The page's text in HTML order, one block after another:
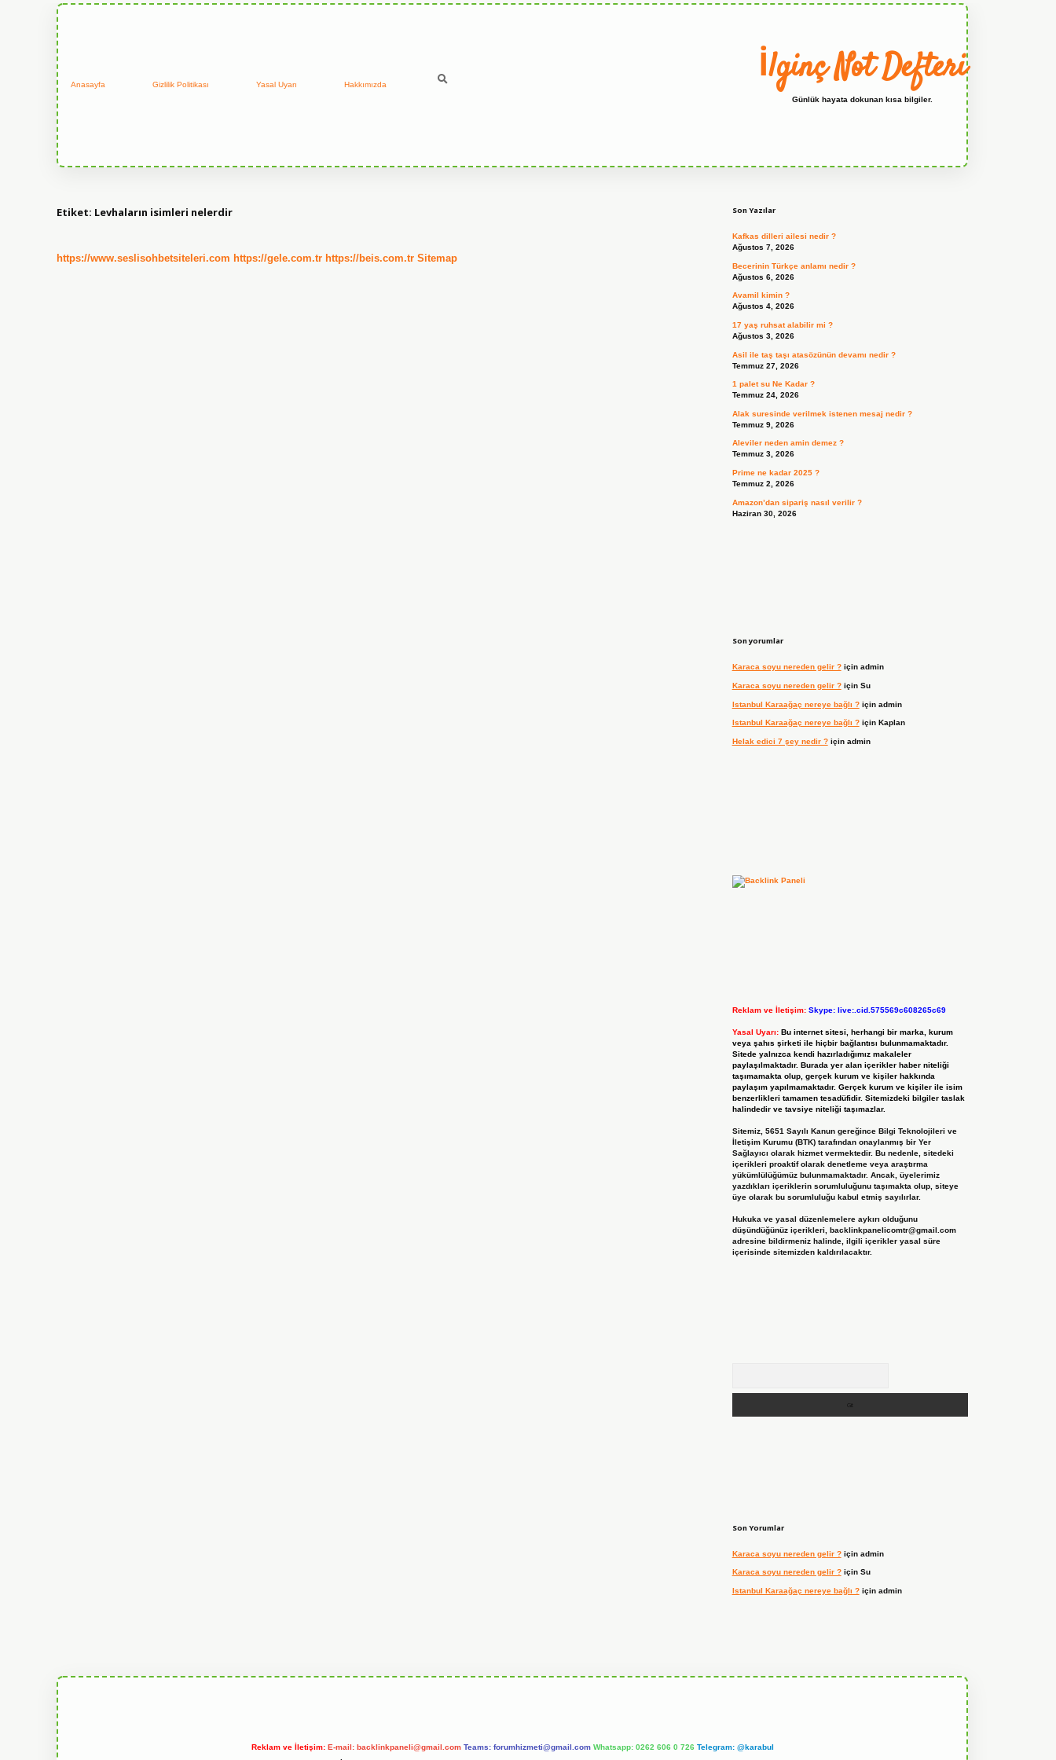
Anasayfa Gizlilik Politikası Yasal Uyarı Hakkımızda İlginç Not Defteri
Günlük hayata dokunan kısa bilgiler.
Etiket: Levhaların isimleri nelerdir
https://www.seslisohbetsiteleri.com https://gele.com.tr https://beis.com.tr Sitemap
Son Yazılar
Kafkas dilleri ailesi nedir ?
Ağustos 7, 2026
Becerinin Türkçe anlamı nedir ?
Ağustos 6, 2026
Avamil kimin ?
Ağustos 4, 2026
17 yaş ruhsat alabilir mi ?
Ağustos 3, 2026
Asil ile taş taşı atasözünün devamı nedir ?
Temmuz 27, 2026
1 palet su Ne Kadar ?
Temmuz 24, 2026
Alak suresinde verilmek istenen mesaj nedir ?
Temmuz 9, 2026
Aleviler neden amin demez ?
Temmuz 3, 2026
Prime ne kadar 2025 ?
Temmuz 2, 2026
Amazon’dan sipariş nasıl verilir ?
Haziran 30, 2026
Son yorumlar
Karaca soyu nereden gelir ?için admin
Karaca soyu nereden gelir ?için Su
Istanbul Karaağaç nereye bağlı ?için admin
Istanbul Karaağaç nereye bağlı ?için Kaplan
Helak edici 7 şey nedir ?için admin
Reklam ve İletişim: Skype: live:.cid.575569c608265c69
Yasal Uyarı: Bu internet sitesi, herhangi bir marka, kurum
veya şahıs şirketi ile hiçbir bağlantısı bulunmamaktadır.
Sitede yalnızca kendi hazırladığımız makaleler
paylaşılmaktadır. Burada yer alan içerikler haber niteliği
taşımamakta olup, gerçek kurum ve kişiler hakkında
paylaşım yapılmamaktadır. Gerçek kurum ve kişiler ile isim
benzerlikleri tamamen tesadüfidir. Sitemizdeki bilgiler taslak
halindedir ve tavsiye niteliği taşımazlar.
Sitemiz, 5651 Sayılı Kanun gereğince Bilgi Teknolojileri ve
İletişim Kurumu (BTK) tarafından onaylanmış bir Yer
Sağlayıcı olarak hizmet vermektedir. Bu nedenle, sitedeki
içerikleri proaktif olarak denetleme veya araştırma
yükümlülüğümüz bulunmamaktadır. Ancak, üyelerimiz
yazdıkları içeriklerin sorumluluğunu taşımakta olup, siteye
üye olarak bu sorumluluğu kabul etmiş sayılırlar.
Hukuka ve yasal düzenlemelere aykırı olduğunu
düşündüğünüz içerikleri, backlinkpanelicomtr@gmail.com
adresine bildirmeniz halinde, ilgili içerikler yasal süre
içerisinde sitemizden kaldırılacaktır.
Son Yorumlar
Karaca soyu nereden gelir ?için admin
Karaca soyu nereden gelir ?için Su
Istanbul Karaağaç nereye bağlı ?için admin
Reklam ve İletişim: E-mail: backlinkpaneli@gmail.com Teams: forumhizmeti@gmail.com Whatsapp: 0262 606 0 726 Telegram: @karabul